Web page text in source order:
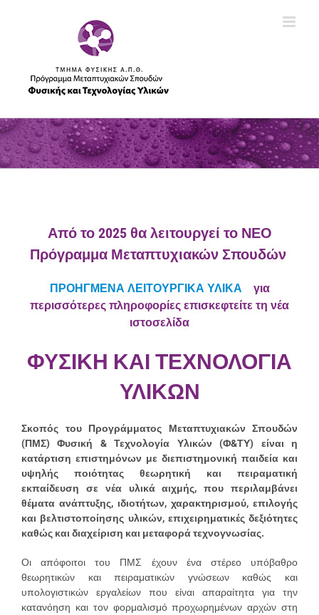
Από το 2025 θα λειτουργεί το ΝΕΟ
Πρόγραμμα Μεταπτυχιακών Σπουδών
ΠΡΟΗΓΜΕΝΑ ΛΕΙΤΟΥΡΓΙΚΑ ΥΛΙΚΑ για
περισσότερες πληροφορίες επισκεφτείτε τη νέα
ιστοσελίδα
ΦΥΣΙΚΗ ΚΑΙ ΤΕΧΝΟΛΟΓΙΑ
ΥΛΙΚΩΝ
Σκοπός του Προγράμματος Μεταπτυχιακών Σπουδών
(ΠΜΣ) Φυσική & Τεχνολογία Υλικών (Φ&ΤΥ) είναι η
κατάρτιση επιστημόνων με διεπιστημονική παιδεία και
υψηλής ποιότητας θεωρητική και πειραματική
εκπαίδευση σε νέα υλικά αιχμής, που περιλαμβάνει
θέματα ανάπτυξης, ιδιοτήτων, χαρακτηρισμού, επιλογής
και βελτιστοποίησης υλικών, επιχειρηματικές δεξιότητες
καθώς και διαχείριση και μεταφορά τεχνογνωσίας.
Οι απόφοιτοι του ΠΜΣ έχουν ένα στέρεο υπόβαθρο
θεωρητικών και πειραματικών γνώσεων καθώς και
υπολογιστικών εργαλείων που είναι απαραίτητα για την
κατανόηση και τον φορμαλισμό προχωρημένων αρχών στη